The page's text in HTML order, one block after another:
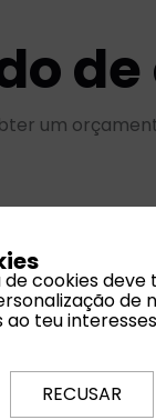
um
cookies
de
teu
RECUSAR